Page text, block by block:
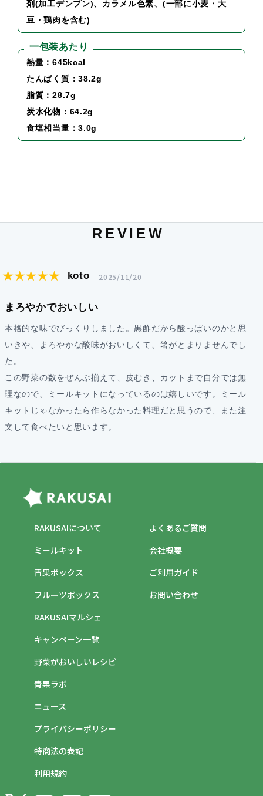
剤(加工デンプン)、カラメル色素、(一部に小麦・大
豆・鶏肉を含む)
一包装あたり
熱量：645kcal
たんぱく質：38.2g
脂質：28.7g
炭水化物：64.2g
食塩相当量：3.0g
REVIEW
★★★★★ koto 2025/11/20
まろやかでおいしい
本格的な味でびっくりしました。黒酢だから酸っぱいのかと思
いきや、まろやかな酸味がおいしくて、箸がとまりませんでし
た。
この野菜の数をぜんぶ揃えて、皮むき、カットまで自分では無
理なので、ミールキットになっているのは嬉しいです。ミール
キットじゃなかったら作らなかった料理だと思うので、また注
文して食べたいと思います。
RAKUSAIについて
ミールキット
青果ボックス
フルーツボックス
RAKUSAIマルシェ
キャンペーン一覧
野菜がおいしいレシピ
青果ラボ
ニュース
プライバシーポリシー
特商法の表記
利用規約
よくあるご質問
ご利用ガイド
会社概要
お問い合わせ